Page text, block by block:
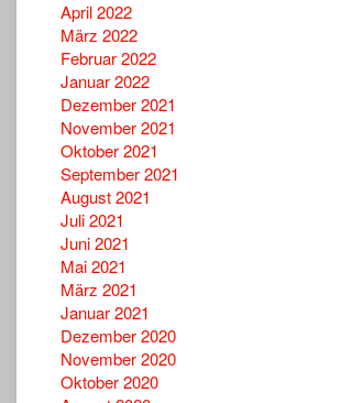
April 2022
März 2022
Februar 2022
Januar 2022
Dezember 2021
November 2021
Oktober 2021
September 2021
August 2021
Juli 2021
Juni 2021
Mai 2021
März 2021
Januar 2021
Dezember 2020
November 2020
Oktober 2020